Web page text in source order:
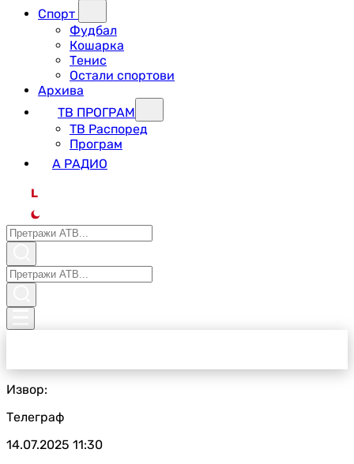
Спорт
Фудбал
Кошарка
Тенис
Остали спортови
Архива
ТВ ПРОГРАМ
ТВ Распоред
Програм
А РАДИО
L
Извор:
Телеграф
14.07.2025 11:30